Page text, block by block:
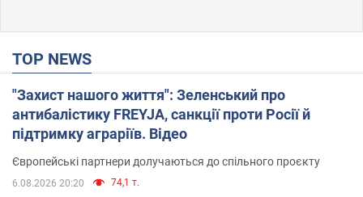
TOP NEWS
"Захист нашого життя": Зеленський про
антибалістику FREYJA, санкції проти Росії й
підтримку аграріїв. Відео
Європейські партнери долучаються до спільного проєкту
6.08.2026 20:20 74,1 т.